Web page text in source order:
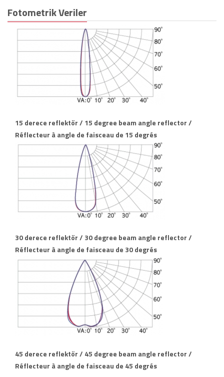
Fotometrik Veriler
15 derece reflektör / 15 degree beam angle reflector /
Réflecteur à angle de faisceau de 15 degrés
30 derece reflektör / 30 degree beam angle reflector /
Réflecteur à angle de faisceau de 30 degrés
45 derece reflektör / 45 degree beam angle reflector /
Réflecteur à angle de faisceau de 45 degrés